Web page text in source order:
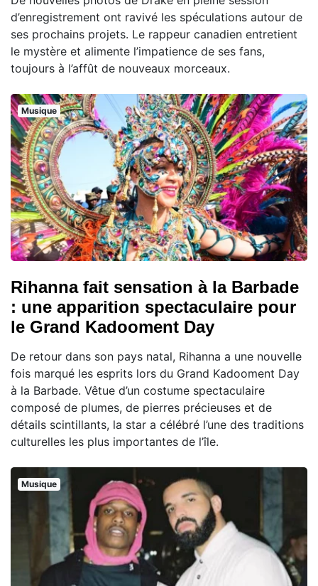
d’enregistrement ont ravivé les spéculations autour de
ses prochains projets. Le rappeur canadien entretient
le mystère et alimente l’impatience de ses fans,
toujours à l’affût de nouveaux morceaux.
Musique
Rihanna fait sensation à la Barbade
: une apparition spectaculaire pour
le Grand Kadooment Day
De retour dans son pays natal, Rihanna a une nouvelle
fois marqué les esprits lors du Grand Kadooment Day
à la Barbade. Vêtue d’un costume spectaculaire
composé de plumes, de pierres précieuses et de
détails scintillants, la star a célébré l’une des traditions
culturelles les plus importantes de l’île.
Musique